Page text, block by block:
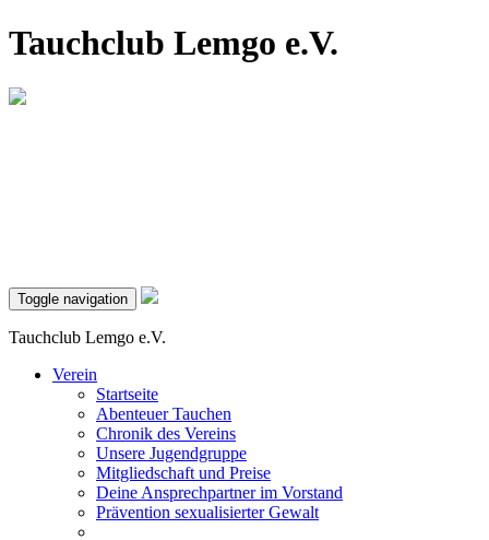
Tauchclub Lemgo e.V.
Toggle navigation
Tauchclub Lemgo e.V.
Verein
Startseite
Abenteuer Tauchen
Chronik des Vereins
Unsere Jugendgruppe
Mitgliedschaft und Preise
Deine Ansprechpartner im Vorstand
Prävention sexualisierter Gewalt